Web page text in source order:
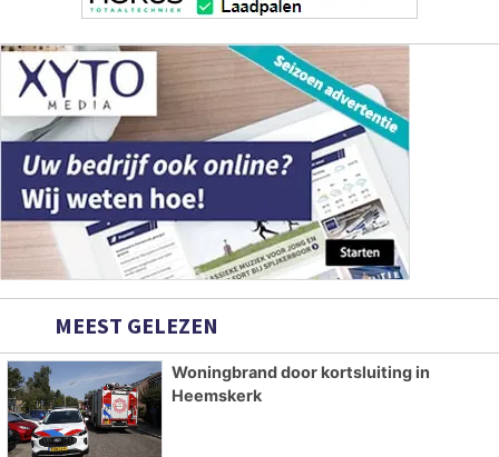
MEEST GELEZEN
Woningbrand door kortsluiting in
Heemskerk